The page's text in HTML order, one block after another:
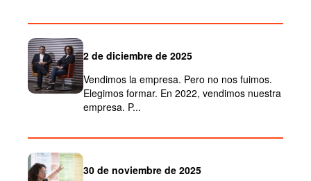
2 de diciembre de 2025
Vendimos la empresa. Pero no nos fuimos.
Elegimos formar. En 2022, vendimos nuestra
empresa. P...
30 de noviembre de 2025